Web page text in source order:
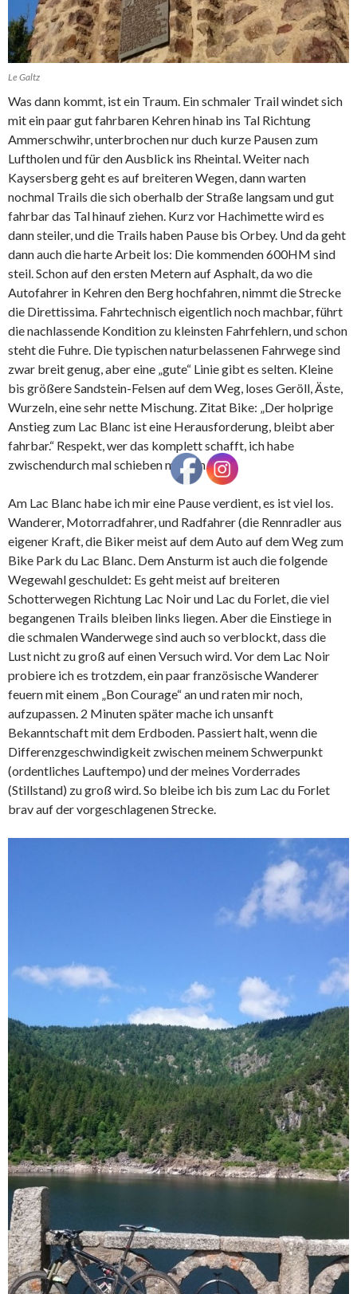
Le Galtz
Was dann kommt, ist ein Traum. Ein schmaler Trail windet sich
mit ein paar gut fahrbaren Kehren hinab ins Tal Richtung
Ammerschwihr, unterbrochen nur duch kurze Pausen zum
Luftholen und für den Ausblick ins Rheintal. Weiter nach
Kaysersberg geht es auf breiteren Wegen, dann warten
nochmal Trails die sich oberhalb der Straße langsam und gut
fahrbar das Tal hinauf ziehen. Kurz vor Hachimette wird es
dann steiler, und die Trails haben Pause bis Orbey. Und da geht
dann auch die harte Arbeit los: Die kommenden 600HM sind
steil. Schon auf den ersten Metern auf Asphalt, da wo die
Autofahrer in Kehren den Berg hochfahren, nimmt die Strecke
die Direttissima. Fahrtechnisch eigentlich noch machbar, führt
die nachlassende Kondition zu kleinsten Fahrfehlern, und schon
steht die Fuhre. Die typischen naturbelassenen Fahrwege sind
zwar breit genug, aber eine „gute“ Linie gibt es selten. Kleine
bis größere Sandstein-Felsen auf dem Weg, loses Geröll, Äste,
Wurzeln, eine sehr nette Mischung. Zitat Bike: „Der holprige
Anstieg zum Lac Blanc ist eine Herausforderung, bleibt aber
fahrbar.“ Respekt, wer das komplett schafft, ich habe
zwischendurch mal schieben müssen.
Am Lac Blanc habe ich mir eine Pause verdient, es ist viel los.
Wanderer, Motorradfahrer, und Radfahrer (die Rennradler aus
eigener Kraft, die Biker meist auf dem Auto auf dem Weg zum
Bike Park du Lac Blanc. Dem Ansturm ist auch die folgende
Wegewahl geschuldet: Es geht meist auf breiteren
Schotterwegen Richtung Lac Noir und Lac du Forlet, die viel
begangenen Trails bleiben links liegen. Aber die Einstiege in
die schmalen Wanderwege sind auch so verblockt, dass die
Lust nicht zu groß auf einen Versuch wird. Vor dem Lac Noir
probiere ich es trotzdem, ein paar französische Wanderer
feuern mit einem „Bon Courage“ an und raten mir noch,
aufzupassen. 2 Minuten später mache ich unsanft
Bekanntschaft mit dem Erdboden. Passiert halt, wenn die
Differenzgeschwindigkeit zwischen meinem Schwerpunkt
(ordentliches Lauftempo) und der meines Vorderrades
(Stillstand) zu groß wird. So bleibe ich bis zum Lac du Forlet
brav auf der vorgeschlagenen Strecke.